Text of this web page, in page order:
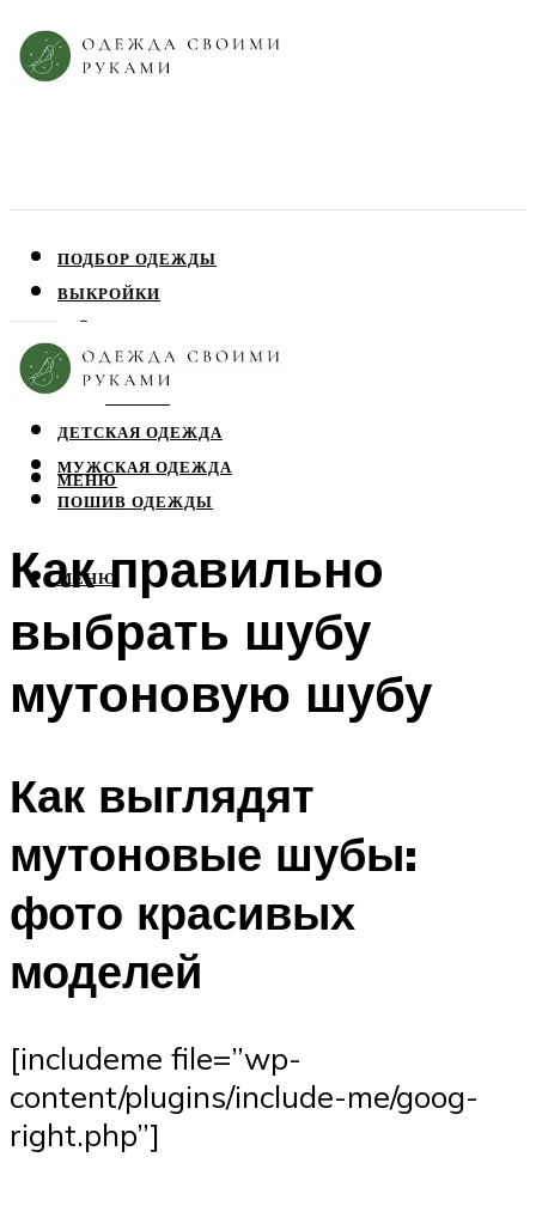
ПОДБОР ОДЕЖДЫ
ВЫКРОЙКИ
ЮБКИ
ДЕТСКАЯ ОДЕЖДА
МУЖСКАЯ ОДЕЖДА
ПОШИВ ОДЕЖДЫ
МЕНЮ
МЕНЮ
Как правильно
выбрать шубу
мутоновую шубу
Как выглядят
мутоновые шубы:
фото красивых
моделей
[includeme file=”wp-
content/plugins/include-me/goog-
right.php”]